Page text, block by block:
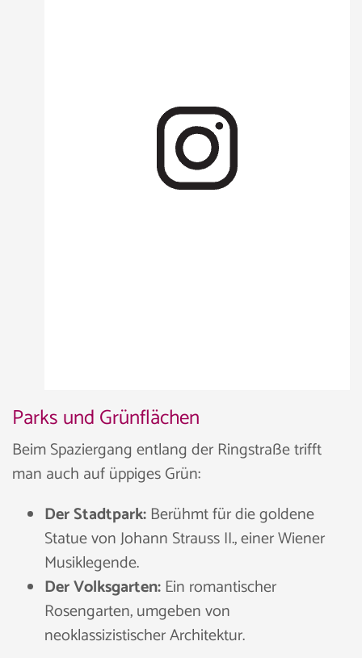
Parks und Grünflächen
Beim Spaziergang entlang der Ringstraße trifft
man auch auf üppiges Grün:
Der Stadtpark: Berühmt für die goldene
Statue von Johann Strauss II., einer Wiener
Musiklegende.
Der Volksgarten: Ein romantischer
Rosengarten, umgeben von
neoklassizistischer Architektur.